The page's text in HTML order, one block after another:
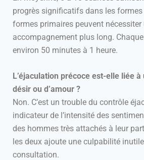
progrès significatifs dans les
formes primaires peuvent nécessiter
accompagnement plus long.
environ 50 minutes à 1 heure.
L’éjaculation précoce est-elle liée
désir ou d’amour ?
Non. C’est un trouble du contrôle
indicateur de l’intensité des
des hommes très attachés à leur
les deux ajoute une culpabilité
consultation.